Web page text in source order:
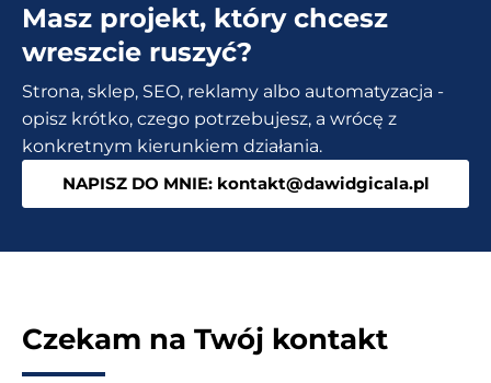
Jak
pozycjonować,
zasady
fair
play?
Masz projekt, który chcesz
wreszcie ruszyć?
Strona, sklep, SEO, reklamy albo automatyzacja -
opisz krótko, czego potrzebujesz, a wrócę z
konkretnym kierunkiem działania.
NAPISZ DO MNIE: kontakt@dawidgicala.pl
Czekam na Twój kontakt